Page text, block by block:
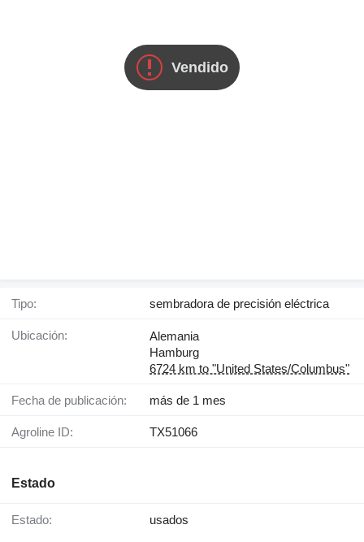
Vendido
Tipo: sembradora de precisión eléctrica
Ubicación:
Alemania
Hamburg
6724 km to "United States/Columbus"
Fecha de publicación: más de 1 mes
Agroline ID: TX51066
Estado
Estado: usados